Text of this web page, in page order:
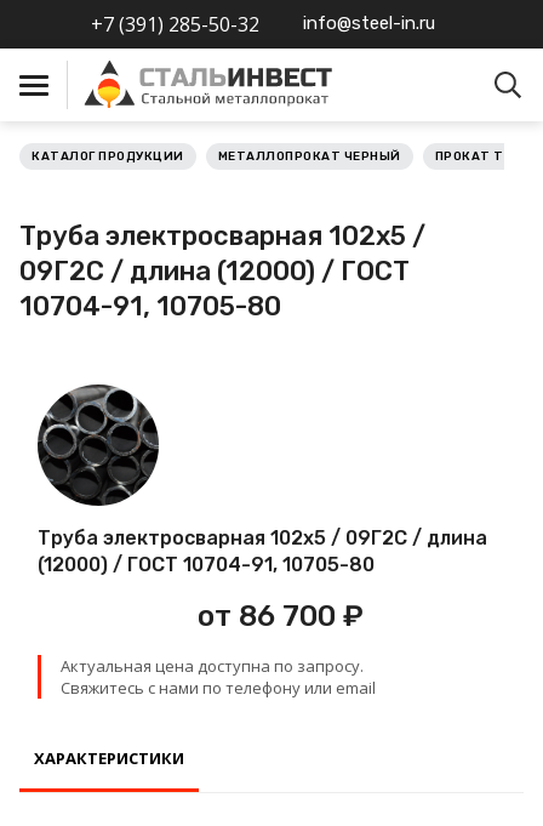
+7 (391) 285-50-32 info@steel-in.ru
Металлопрокат
нержавеющий
Металлопрокат
калиброванный
Профлист
Проволока
КАТАЛОГ ПРОДУКЦИИ МЕТАЛЛОПРОКАТ ЧЕРНЫЙ ПРОКАТ
Труба электросварная 102х5 /
09Г2С / длина (12000) / ГОСТ
10704-91, 10705-80
Труба электросварная 102х5 / 09Г2С / длина
(12000) / ГОСТ 10704-91, 10705-80
от 86 700 ₽
Актуальная цена доступна по запросу.
Свяжитесь с нами по телефону или email
ХАРАКТЕРИСТИКИ